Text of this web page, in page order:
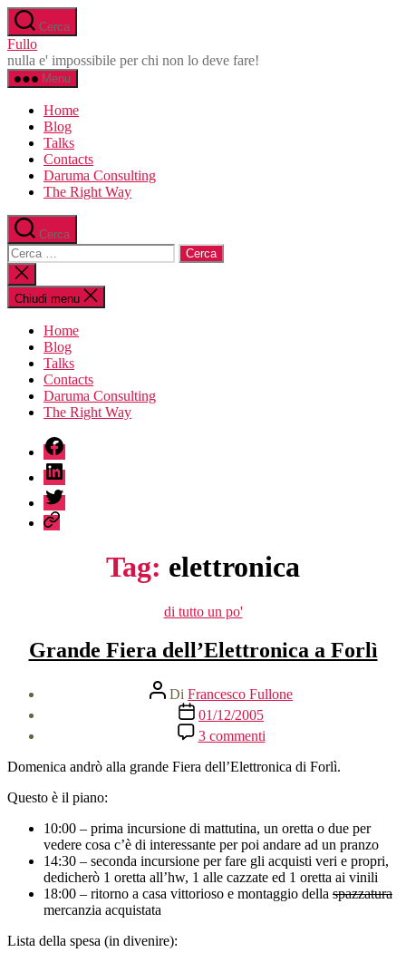
Salta
al
contenuto
Cerca
Fullo
nulla e' impossibile per chi non lo deve fare!
Menu
Home
Blog
Talks
Contacts
Daruma Consulting
The Right Way
Cerca
Cerca:
Chiudi
la
ricerca
Chiudi menu
Home
Blog
Talks
Contacts
Daruma Consulting
The Right Way
fb
linkedin
twitter
sessionize
Tag: elettronica
Categorie
di tutto un po'
Grande Fiera dell’Elettronica a Forlì
Autore
articolo
Di Francesco Fullone
Data
dell'articolo
01/12/2005
3 commentisu
Grande
Fiera
Domenica andrò alla grande Fiera dell’Elettronica di Forlì.
Questo è il piano:
10:00 – prima incursione di mattutina, un oretta o due per
vedere cosa c’è di interessante per poi andare ad un pranzo
14:30 – seconda incursione per fare gli acquisti veri e propri,
dedicherò 1 oretta all’hw, 1 alle cazzate ed 1 oretta ai vinili
18:00 – ritorno a casa vittorioso e montaggio della spazzatura
mercanzia acquistata
Lista della spesa (in divenire):